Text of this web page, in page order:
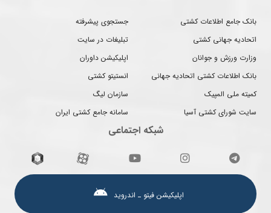
بانک جامع اطلاعات کشتی
اتحادیه جهانی کشتی
وزارت ورزش و جوانان
بانک اطلاعات کشتی اتحادیه جهانی
کمیته ملی المپیک
سایت شورای کشتی آسیا
جستجوی پیشرفته
تبلیغات در سایت
اپلیکیشن داوران
انستیتو کشتی
سازمان لیگ
سامانه جامع کشتی ایران
شبکه اجتماعی
اپلیکیشن فیتو ـ اندروید